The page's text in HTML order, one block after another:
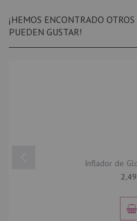
¡HEMOS ENCONTRADO
PUEDEN GUSTAR!
Inflador de